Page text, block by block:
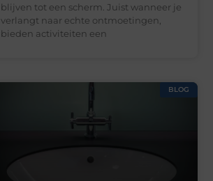
blijven tot een scherm. Juist wanneer je
verlangt naar echte ontmoetingen,
bieden activiteiten een
BLOG